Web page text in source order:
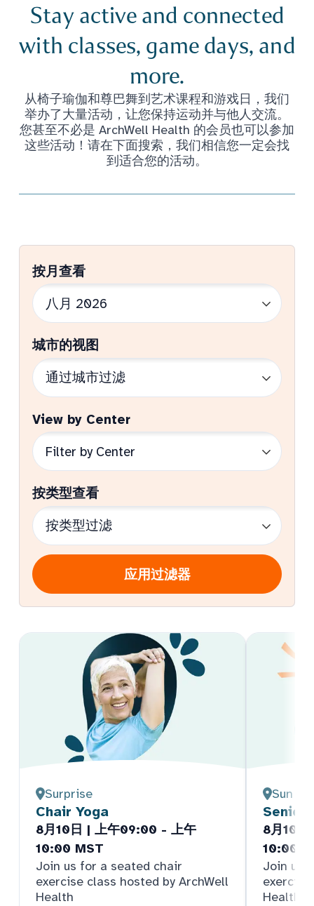
Stay active and connected
with classes, game days, and
more.
从椅子瑜伽和尊巴舞到艺术课程和游戏日，我们
举办了大量活动，让您保持运动并与他人交流。
您甚至不必是 ArchWell Health 的会员也可以参加
这些活动！请在下面搜索，我们相信您一定会找
到适合您的活动。
按月查看
城市的视图
View by Center
按类型查看
应用过滤器
Surprise
Chair Yoga
8月10日 | 上午09:00 - 上午
10:00 MST
Join us for a seated chair
exercise class hosted by ArchWell
Health
Sun
Senior
8月10
10:00
Join us
Health